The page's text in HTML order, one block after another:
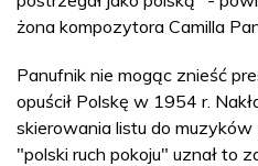
żona kompozytora Camilla
Panufnik nie mogąc znieść
opuścił Polskę w 1954 r.
skierowania listu do
"polski ruch pokoju" uznał to